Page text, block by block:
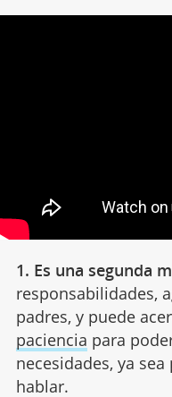
1. Es una segunda
responsabilidades,
padres, y puede
paciencia para
necesidades, ya
hablar.